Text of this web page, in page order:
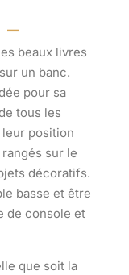
beaux livres
un banc.
pour sa
tous les
position
sur le
décoratifs.
basse et être
de console et
que soit la